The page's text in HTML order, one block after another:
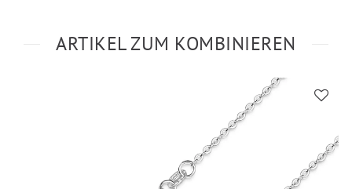
ARTIKEL ZUM KOMBINIEREN